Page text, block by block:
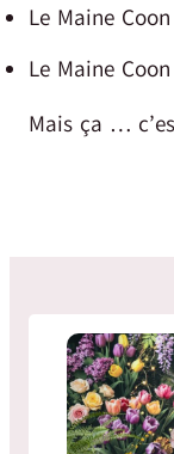
Le Maine
Le Maine
Mais ça …